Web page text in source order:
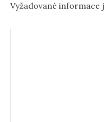
Vyžadované informace